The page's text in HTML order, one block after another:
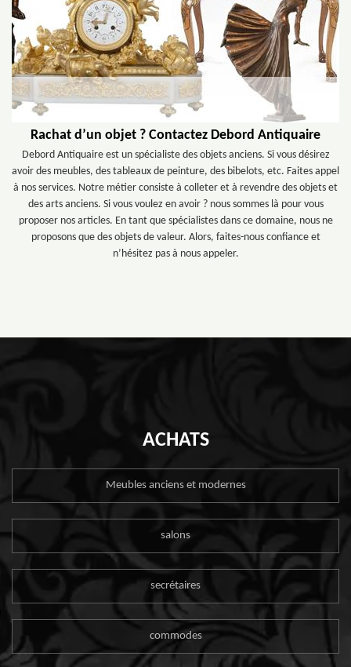
Rachat d’un objet ? Contactez Debord Antiquaire
Debord Antiquaire est un spécialiste des objets anciens. Si vous désirez
avoir des meubles, des tableaux de peinture, des bibelots, etc. Faites appel
à nos services. Notre métier consiste à colleter et à revendre des objets et
des arts anciens. Si vous voulez en avoir ? nous sommes là pour vous
proposer nos articles. En tant que spécialistes dans ce domaine, nous ne
proposons que des objets de valeur. Alors, faites-nous confiance et
n’hésitez pas à nous appeler.
ACHATS
Meubles anciens et modernes
salons
secrétaires
commodes